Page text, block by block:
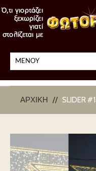
ΑΡΧΙΚΉ SLIDER